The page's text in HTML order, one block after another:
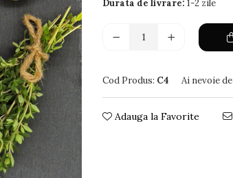
Durata de livrare: 1-2 zile
Cod Produs: C4 Ai nevoie
Adauga la Favorite